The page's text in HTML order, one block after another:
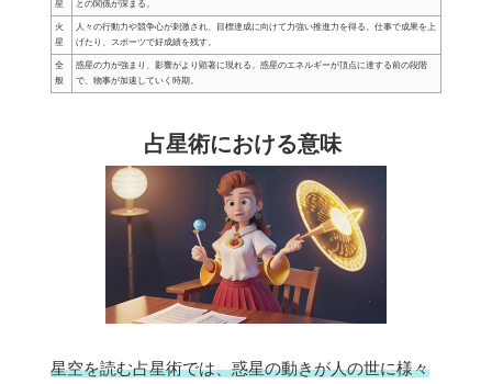
星
との関係が深まる。
火
星
人々の行動力や競争心が刺激され、目標達成に向けて力強い推進力を得る。仕事で成果を上
げたり、スポーツで好成績を残す。
全
般
惑星の力が強まり、影響がより顕著に現れる。惑星のエネルギーが頂点に達する前の段階
で、物事が加速していく時期。
占星術における意味
星空を読む占星術では、惑星の動きが人の世に様々